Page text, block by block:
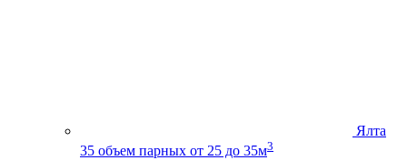
Ялта
35 объем парных от 25 до 35м3